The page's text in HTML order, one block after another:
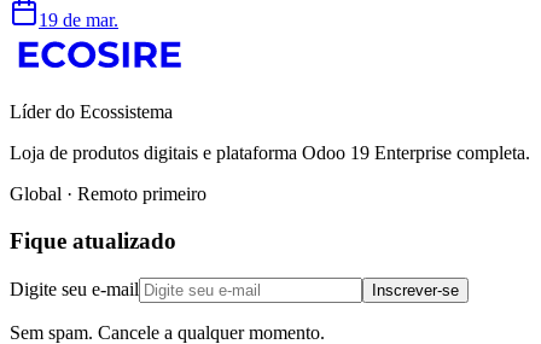
19 de mar.
Líder do Ecossistema
Loja de produtos digitais e plataforma Odoo 19 Enterprise completa.
Global · Remoto primeiro
Fique atualizado
Digite seu e-mail Inscrever-se
Sem spam. Cancele a qualquer momento.